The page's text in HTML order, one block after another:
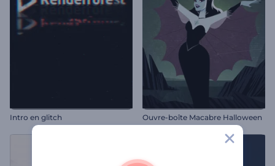
Intro en glitch Ouvre-boîte Macabre Halloween